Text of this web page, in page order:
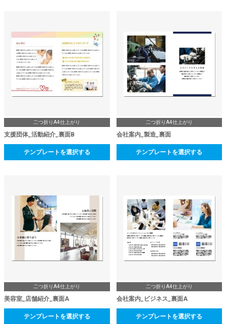
二つ折りA4仕上がり
支援団体_活動紹介_裏面B
テンプレートを選択する
二つ折りA4仕上がり
会社案内_製造_裏面
テンプレートを選択する
二つ折りA4仕上がり
美容室_店舗紹介_裏面A
テンプレートを選択する
二つ折りA4仕上がり
会社案内_ビジネス_裏面A
テンプレートを選択する